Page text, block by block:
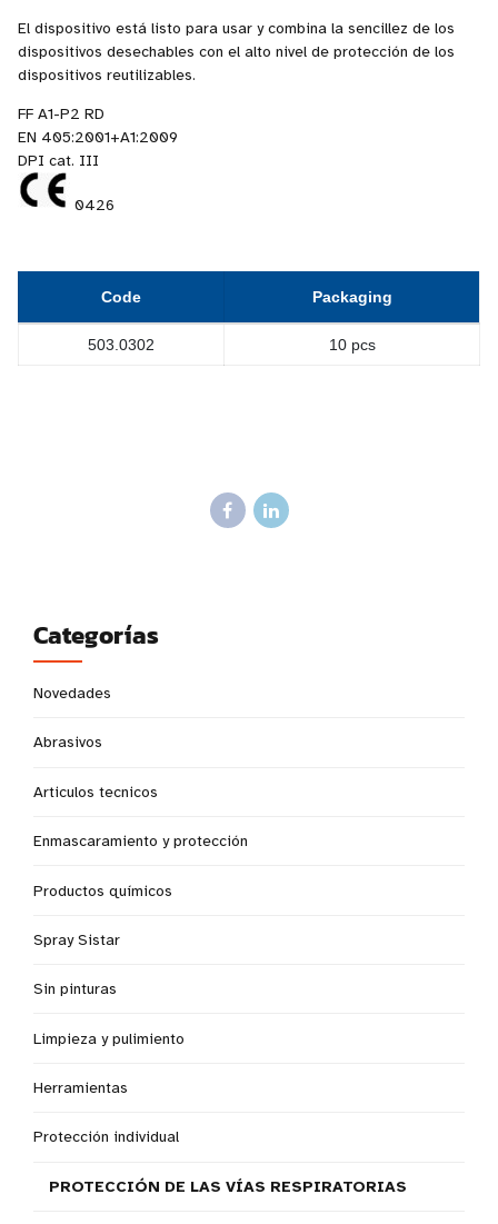
El dispositivo está listo para usar y combina la sencillez de los
dispositivos desechables con el alto nivel de protección de los
dispositivos reutilizables.
FF A1-P2 RD
EN 405:2001+A1:2009
DPI cat. III
0426
Code Packaging
503.0302 10 pcs
Categorías
Novedades
Abrasivos
Articulos tecnicos
Enmascaramiento y protección
Productos químicos
Spray Sistar
Sin pinturas
Limpieza y pulimiento
Herramientas
Protección individual
PROTECCIÓN DE LAS VÍAS RESPIRATORIAS